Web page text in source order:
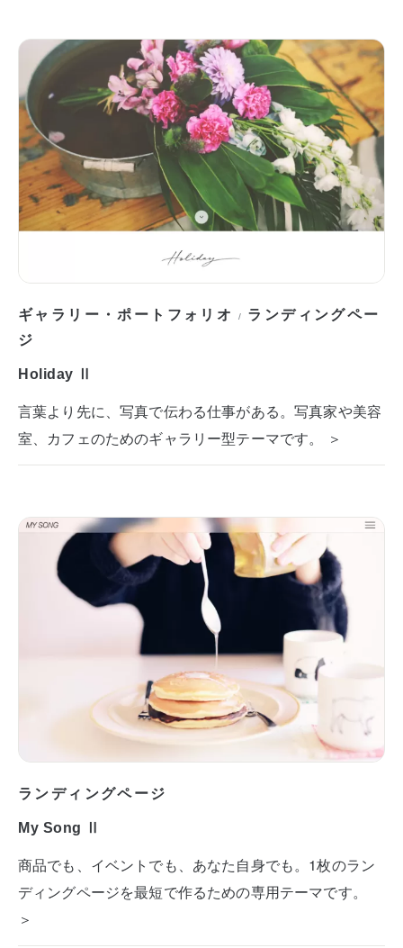
ギャラリー・ポートフォリオ / ランディングペー
ジ
Holiday Ⅱ
言葉より先に、写真で伝わる仕事がある。写真家や美容
室、カフェのためのギャラリー型テーマです。 ＞
ランディングページ
My Song Ⅱ
商品でも、イベントでも、あなた自身でも。1枚のラン
ディングページを最短で作るための専用テーマです。
＞